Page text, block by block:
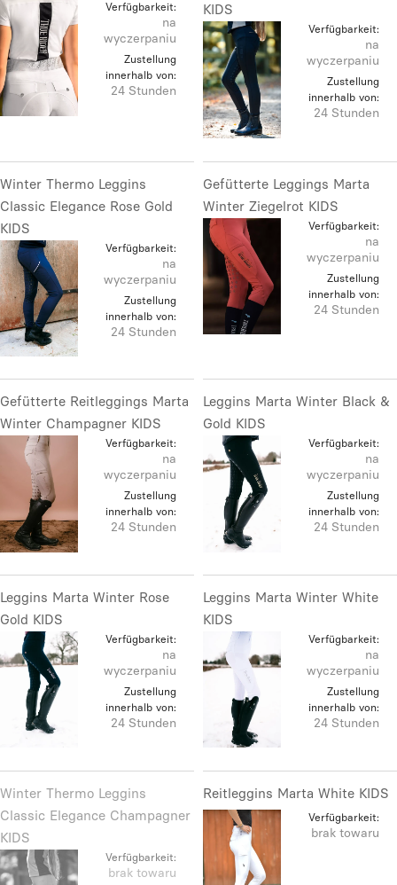
Verfügbarkeit:
na
wyczerpaniu
Zustellung
innerhalb von:
24 Stunden
KIDS
Verfügbarkeit:
na
wyczerpaniu
Zustellung
innerhalb von:
24 Stunden
Winter Thermo Leggins
Classic Elegance Rose Gold
KIDS
Verfügbarkeit:
na
wyczerpaniu
Zustellung
innerhalb von:
24 Stunden
Gefütterte Leggings Marta
Winter Ziegelrot KIDS
Verfügbarkeit:
na
wyczerpaniu
Zustellung
innerhalb von:
24 Stunden
Gefütterte Reitleggings Marta
Winter Champagner KIDS
Verfügbarkeit:
na
wyczerpaniu
Zustellung
innerhalb von:
24 Stunden
Leggins Marta Winter Black &
Gold KIDS
Verfügbarkeit:
na
wyczerpaniu
Zustellung
innerhalb von:
24 Stunden
Leggins Marta Winter Rose
Gold KIDS
Verfügbarkeit:
na
wyczerpaniu
Zustellung
innerhalb von:
24 Stunden
Leggins Marta Winter White
KIDS
Verfügbarkeit:
na
wyczerpaniu
Zustellung
innerhalb von:
24 Stunden
Winter Thermo Leggins
Classic Elegance Champagner
KIDS
Verfügbarkeit:
brak towaru
Reitleggins Marta White KIDS
Verfügbarkeit:
brak towaru